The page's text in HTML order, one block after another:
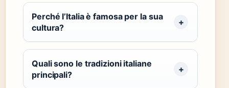
Perché l’Italia è famosa per la sua
cultura?
Quali sono le tradizioni italiane
principali?